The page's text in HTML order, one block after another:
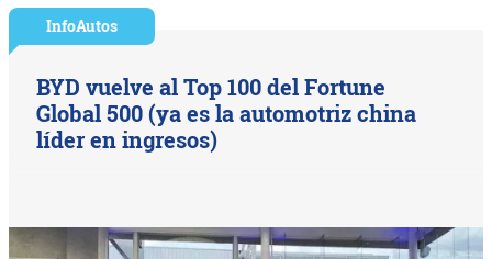
InfoAutos
BYD vuelve al Top 100 del Fortune
Global 500 (ya es la automotriz china
líder en ingresos)